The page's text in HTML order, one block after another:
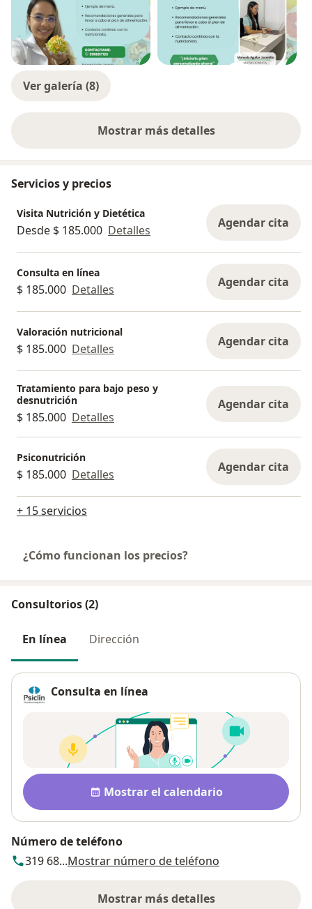
Ver galería (8)
Mostrar más detalles
sobre la experiencia
Servicios y precios
Visita Nutrición y Dietética
Desde $ 185.000 Detalles Agendar cita
Consulta en línea
$ 185.000 Detalles Agendar cita
Valoración nutricional
$ 185.000 Detalles Agendar cita
Tratamiento para bajo peso y
desnutrición
$ 185.000 Detalles
Agendar cita
Psiconutrición
$ 185.000 Detalles Agendar cita
+ 15 servicios
¿Cómo funcionan los precios?
Consultorios (2)
En línea Dirección
Consulta en línea
Disponibilidad
Mostrar el calendario
Número de teléfono
319 68...Mostrar número de teléfono
Mostrar más detalles
sobre la dirección